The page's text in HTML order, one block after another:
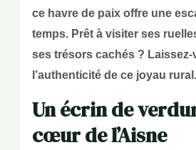
ce havre de paix offre une
temps. Prêt à visiter ses
ses trésors cachés ?
l’authenticité de ce joyau rural.
Un écrin de
cœur de l’Aisne